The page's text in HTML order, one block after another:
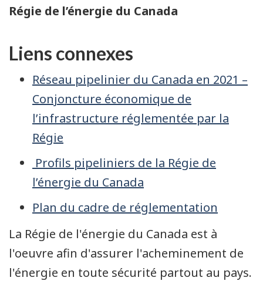
Régie de l’énergie du Canada
Liens connexes
Réseau pipelinier du Canada en 2021 –
Conjoncture économique de
l’infrastructure réglementée par la
Régie
Profils pipeliniers de la Régie de
l’énergie du Canada
Plan du cadre de réglementation
La Régie de l'énergie du Canada est à
l'oeuvre afin d'assurer l'acheminement de
l'énergie en toute sécurité partout au pays.